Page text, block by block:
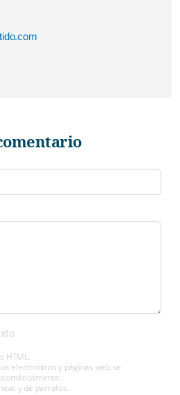
HTML.
electrónicos y páginas web se
y de párrafos.